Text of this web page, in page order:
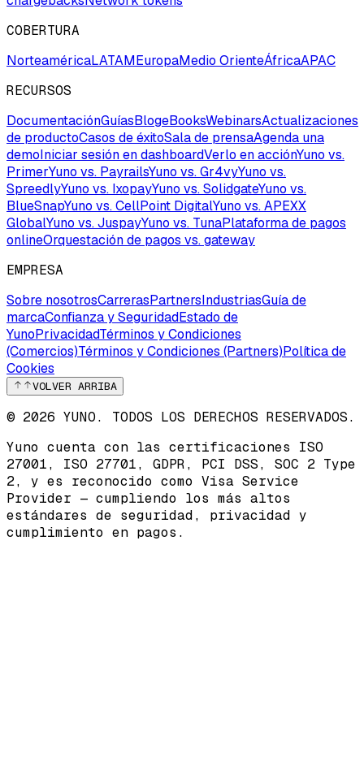
COBERTURA
NorteaméricaLATAMEuropaMedio OrienteÁfricaAPAC
RECURSOS
DocumentaciónGuíasBlogeBooksWebinarsActualizaciones
de productoCasos de éxitoSala de prensaAgenda una
demoIniciar sesión en dashboardVerlo en acciónYuno vs.
PrimerYuno vs. PayrailsYuno vs. Gr4vyYuno vs.
SpreedlyYuno vs. IxopayYuno vs. SolidgateYuno vs.
BlueSnapYuno vs. CellPoint DigitalYuno vs. APEXX
GlobalYuno vs. JuspayYuno vs. TunaPlataforma de pagos
onlineOrquestación de pagos vs. gateway
EMPRESA
Sobre nosotrosCarrerasPartnersIndustriasGuía de
marcaConfianza y SeguridadEstado de
YunoPrivacidadTérminos y Condiciones
(Comercios)Términos y Condiciones (Partners)Política de
Cookies
VOLVER ARRIBA
© 2026 YUNO. TODOS LOS DERECHOS RESERVADOS.
Yuno cuenta con las certificaciones ISO
27001, ISO 27701, GDPR, PCI DSS, SOC 2 Type
2, y es reconocido como Visa Service
Provider — cumpliendo los más altos
estándares de seguridad, privacidad y
cumplimiento en pagos.